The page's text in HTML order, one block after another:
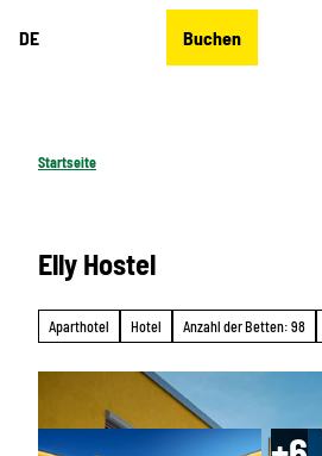
DE Buchen
Startseite
Elly Hostel
Aparthotel Hotel Anzahl der Betten: 98